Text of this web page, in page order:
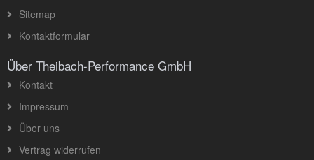
Sitemap
Kontaktformular
Über Theibach-Performance GmbH
Kontakt
Impressum
Über uns
Vertrag widerrufen